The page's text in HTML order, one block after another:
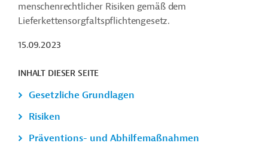
menschenrechtlicher Risiken gemäß dem
Lieferkettensorgfaltspflichtengesetz.
15.09.2023
INHALT DIESER SEITE
Gesetzliche Grundlagen
Risiken
Präventions- und Abhilfemaßnahmen